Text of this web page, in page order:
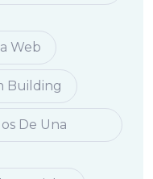
Web
Building
De Una